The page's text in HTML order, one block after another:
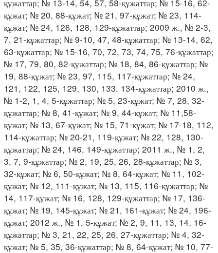
құжаттар; № 13-14, 54, 57, 58-құжаттар; № 15-16, 62-
құжат; № 20, 88-құжат; № 21, 97-құжат; № 23, 114-
құжат; № 24, 126, 128, 129-құжаттар; 2009 ж., № 2-3,
7, 21-құжаттар; № 9-10, 47, 48-құжаттар; № 13-14, 62,
63-құжаттар; № 15-16, 70, 72, 73, 74, 75, 76-құжаттар;
№ 17, 79, 80, 82-құжаттар; № 18, 84, 86-құжаттар; №
19, 88-құжат; № 23, 97, 115, 117-құжаттар; № 24,
121, 122, 125, 129, 130, 133, 134-құжаттар; 2010 ж.,
№ 1-2, 1, 4, 5-құжаттар; № 5, 23-құжат; № 7, 28, 32-
құжаттар; № 8, 41-құжат; № 9, 44-құжат; № 11,58-
құжат; № 13, 67-құжат; № 15, 71-құжат; № 17-18, 112,
114-құжаттар; № 20-21, 119-құжат; № 22, 128, 130-
құжаттар; № 24, 146, 149-құжаттар; 2011 ж., № 1, 2,
3, 7, 9-құжаттар; № 2, 19, 25, 26, 28-құжаттар; № 3,
32-құжат; № 6, 50-құжат; № 8, 64-құжат; № 11, 102-
құжат; № 12, 111-құжат; № 13, 115, 116-құжаттар; №
14, 117-құжат; № 16, 128, 129-құжаттар; № 17, 136-
құжат; № 19, 145-құжат; № 21, 161-құжат; № 24, 196-
құжат; 2012 ж., № 1, 5-құжат; № 2, 9, 11, 13, 14, 16-
құжаттар; № 3, 21, 22, 25, 26, 27-құжаттар; № 4, 32-
құжат; № 5, 35, 36-құжаттар; № 8, 64-құжат; № 10, 77-